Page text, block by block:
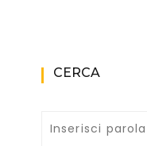
CERCA